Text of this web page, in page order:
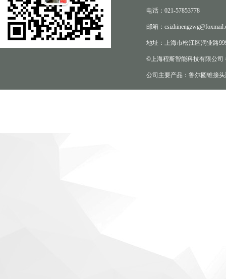
电话：021-57853778
邮箱：
地址：上海市松江区洞业路
©上海程斯智能科技有限公司
公司主要产品：鲁尔圆锥接